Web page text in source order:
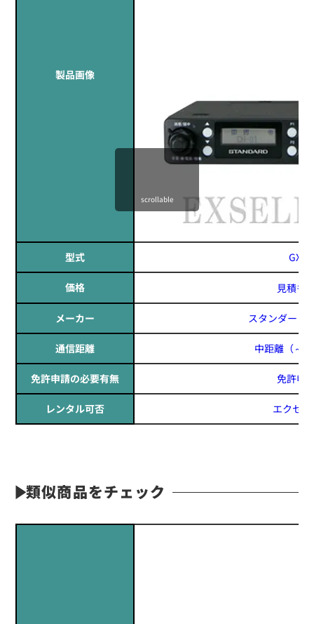
製品画像
型式
価格 見積も
メーカー スタンダード
通信距離 中距離（～
免許申請の必要有無 免許申
レンタル可否 エクセ
scrollable
類似商品をチェック